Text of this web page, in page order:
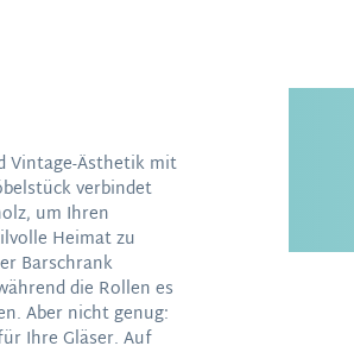
Vintage-Ästhetik mit
verbindet
um Ihren
Heimat zu
Barschrank
die Rollen es
Aber nicht genug:
Ihre Gläser. Auf